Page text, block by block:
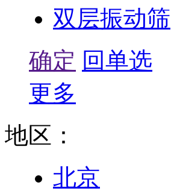
双层振动筛
确定 回单选
更多
地区：
北京